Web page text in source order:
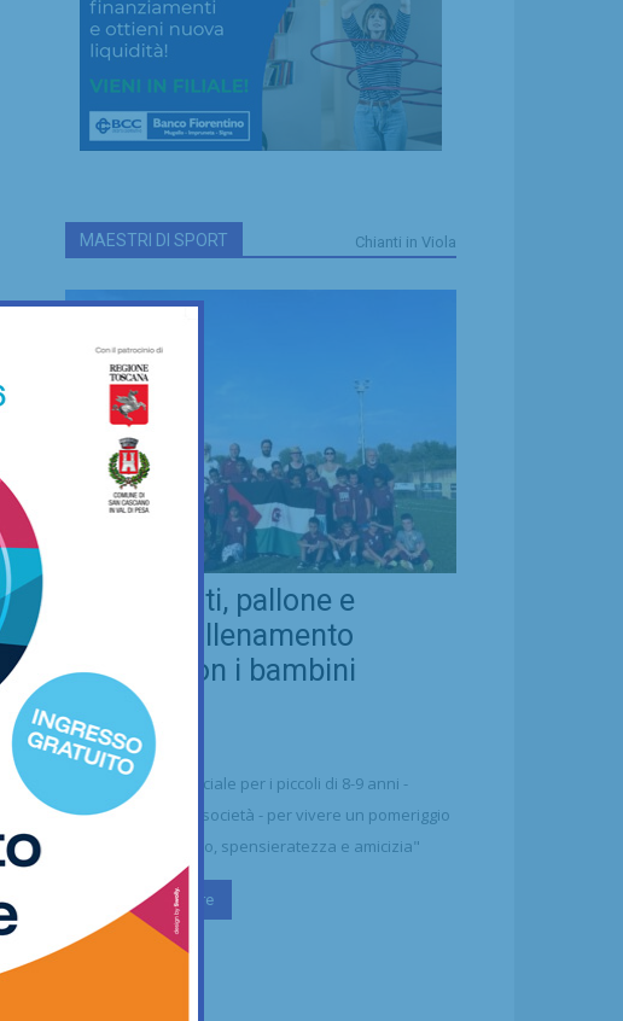
MAESTRI DI SPORT Chianti in Viola
Real Chianti, pallone e
bellezza: allenamento
insieme con i bambini
Saharawi
Calcio 21/07/2026
"Un'occasione speciale per i piccoli di 8-9 anni -
sottolineano dalla società - per vivere un pomeriggio
di puro divertimento, spensieratezza e amicizia"
Continua a leggere